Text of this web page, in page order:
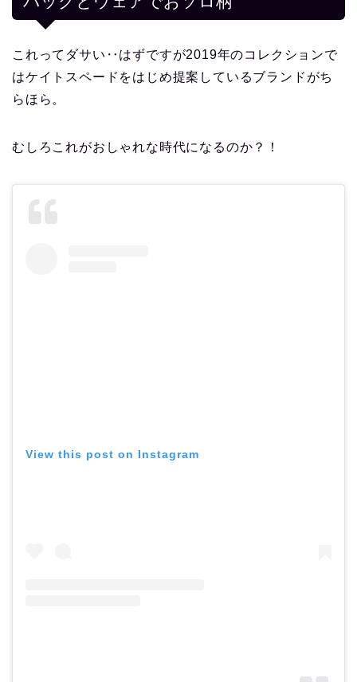
これってダサい‥はずですが2019年のコレクションで
はケイトスペードをはじめ提案しているブランドがち
らほら。
むしろこれがおしゃれな時代になるのか？！
View this post on Instagram